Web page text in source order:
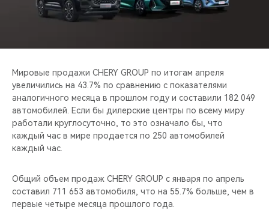
CHERY ДЛЯ ДЕТЕЙ
Мировые продажи CHERY GROUP по итогам апреля
увеличились на 43.7% по сравнению с показателями
аналогичного месяца в прошлом году и составили 182 049
автомобилей. Если бы дилерские центры по всему миру
работали круглосуточно, то это означало бы, что
каждый час в мире продается по 250 автомобилей
каждый час.
Общий объем продаж CHERY GROUP с января по апрель
составил 711 653 автомобиля, что на 55.7% больше, чем в
первые четыре месяца прошлого года.